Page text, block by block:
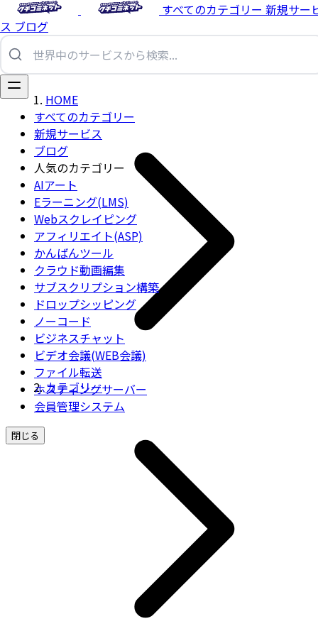
すべてのカテゴリー 新規サー
ス ブログ
すべてのカテゴリー
新規サービス
ブログ
人気のカテゴリー
AIアート
Eラーニング(LMS)
Webスクレイピング
アフィリエイト(ASP)
かんばんツール
クラウド動画編集
サブスクリプション構築
ドロップシッピング
ノーコード
ビジネスチャット
ビデオ会議(WEB会議)
ファイル転送
ホスティングサーバー
会員管理システム
閉じる
HOME
カテゴリー